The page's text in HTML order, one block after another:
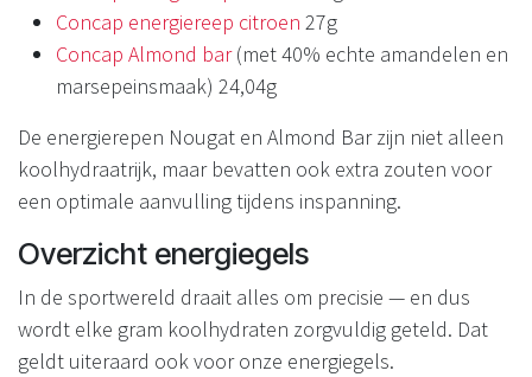
Concap energiereep citroen 27g
Concap Almond bar(met 40% echte amandelen en
marsepeinsmaak) 24,04g
De energierepen Nougat en Almond Bar zijn niet alleen
koolhydraatrijk, maar bevatten ook extra zouten voor
een optimale aanvulling tijdens inspanning.
Overzicht energiegels
In de sportwereld draait alles om precisie — en dus
wordt elke gram koolhydraten zorgvuldig geteld. Dat
geldt uiteraard ook voor onze energiegels.